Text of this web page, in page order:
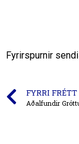
Fyrirspurnir
FYRRI FRÉTT
Aðalfundir